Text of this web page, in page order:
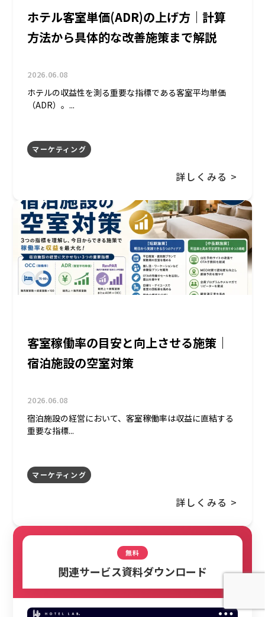
ホテル客室単価(ADR)の上げ方｜計算
方法から具体的な改善施策まで解説
2026.06.08
ホテルの収益性を測る重要な指標である客室平均単価
（ADR）。...
マーケティング
詳しくみる >
客室稼働率の目安と向上させる施策｜
宿泊施設の空室対策
2026.06.08
宿泊施設の経営において、客室稼働率は収益に直結する
重要な指標...
マーケティング
詳しくみる >
無料
関連サービス資料ダウンロード